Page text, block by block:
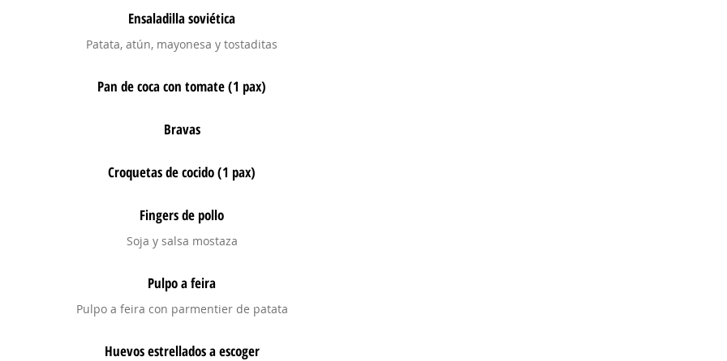
Ensaladilla soviética
Patata, atún, mayonesa y tostaditas
Pan de coca con tomate (1 pax)
Bravas
Croquetas de cocido (1 pax)
Fingers de pollo
Soja y salsa mostaza
Pulpo a feira
Pulpo a feira con parmentier de patata
Huevos estrellados a escoger